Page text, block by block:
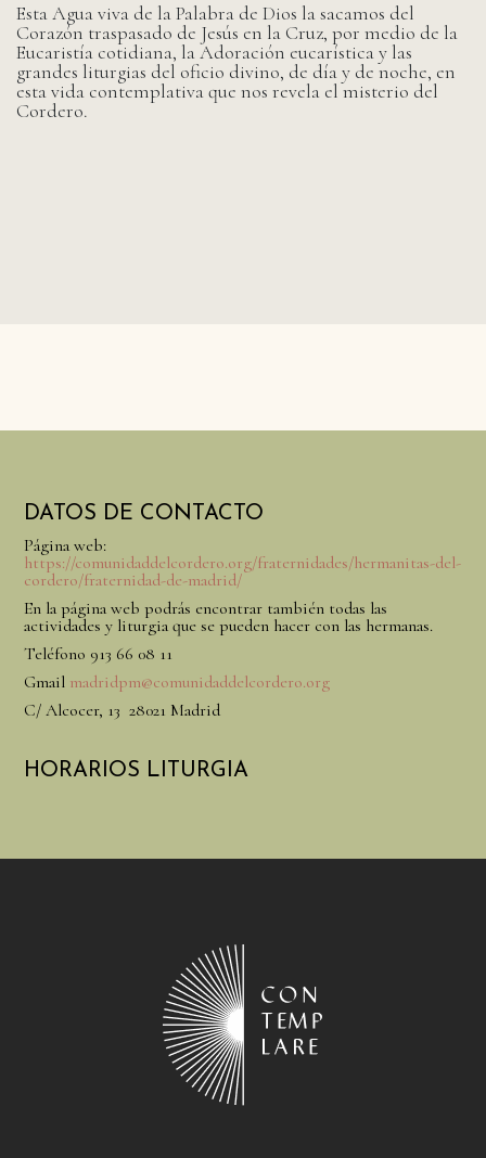
Esta Agua viva de la Palabra de Dios la sacamos del
Corazón traspasado de Jesús en la Cruz, por medio de la
Eucaristía cotidiana, la Adoración eucarística y las
grandes liturgias del oficio divino, de día y de noche, en
esta vida contemplativa que nos revela el misterio del
Cordero.
DATOS DE CONTACTO
Página web:
https://comunidaddelcordero.org/fraternidades/hermanitas-del-
cordero/fraternidad-de-madrid/
En la página web podrás encontrar también todas las
actividades y liturgia que se pueden hacer con las hermanas.
Teléfono 913 66 08 11
Gmail madridpm@comunidaddelcordero.org
C/ Alcocer, 13 28021 Madrid
HORARIOS LITURGIA